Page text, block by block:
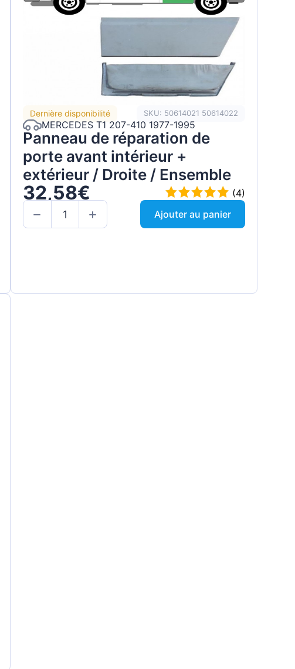
Dernière disponibilité SKU: 50614021 50614022
MERCEDES T1 207-410 1977-1995
Panneau de réparation de
porte avant intérieur +
extérieur / Droite / Ensemble
32,58€
(4)
Ajouter au panier